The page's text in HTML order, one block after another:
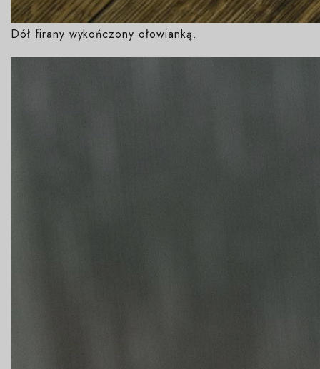
Dół firany wykończony ołowianką.